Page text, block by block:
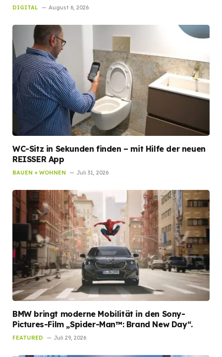
DIGITAL August 6, 2026
WC-Sitz in Sekunden finden – mit Hilfe der neuen
REISSER App
BAUEN + WOHNEN Juli 31, 2026
BMW bringt moderne Mobilität in den Sony-
Pictures-Film „Spider-Man™: Brand New Day“.
FEATURED Juli 29, 2026